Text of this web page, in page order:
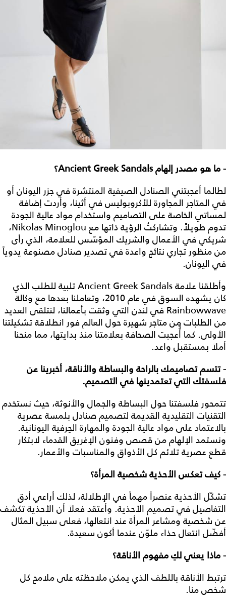
- ما هو مصدر إلهام Ancient Greek Sandals؟
لطالما أعجبتني الصنادل الصيفية المنتشرة في جزر اليونان أو
في المتاجر المجاورة للأكروبوليس في أثينا، وأردت إضافة
لمساتي الخاصة على التصاميم واستخدام مواد عالية الجودة
تدوم طويلاً. وتشاركتُ الرؤية ذاتها مع Nikolas Minoglou،
شريكي في الأعمال والشريك المؤسّس للعلامة، الذي رأى
من منظور تجاري نتائج واعدة في تصدير صنادل مصنوعة يدوياً
في اليونان.
وأطلقنا علامة Ancient Greek Sandals تلبية للطلب الذي
كان يشهده السوق في عام 2010، وتعاملنا بعدها مع وكالة
Rainbowwave في لندن التي وثقت بأعمالنا، لنتلقى العديد
من الطلبات من متاجر شهيرة حول العالم فور انطلاقة تشكيلتنا
الأولى. كما أُُعجبت الصحافة بعلامتنا منذ بدايتها، مما منحنا
أملاً بمستقبل واعد.
- تتسم تصاميمك بالراحة والبساطة والأناقة، أخبرينا عن
فلسفتك التي تعتمدينها في التصميم.
تتمحور فلسفتنا حول البساطة والجمال والأنوثة، حيث نستخدم
التقنيات التقليدية القديمة لتصميم صنادل بلمسة عصرية
بالاعتماد على مواد عالية الجودة والمهارة الحِرفية اليونانية.
ونستمد الإلهام من قصص وفنون الإغريق القدماء لابتكار
قطع عصرية تلائم كل الأذواق والمناسبات والأعمار.
- كيف تعكس الأحذية شخصية المرأة؟
تشكّل الأحذية عنصراً مهماً في الإطلالة، لذلك أراعي أدق
التفاصيل في تصميم الأحذية. وأعتقد فعلاً أن الأحذية تكشف
عن شخصية ومشاعر المرأة عند انتعالها، فعلى سبيل المثال
أفضّل انتعال حذاء ملوّن عندما أكون سعيدة.
- ماذا يعني لكِ مفهوم الأناقة؟
ترتبط الأناقة باللطف الذي يمكن ملاحظته على ملامح كل
شخص منا.